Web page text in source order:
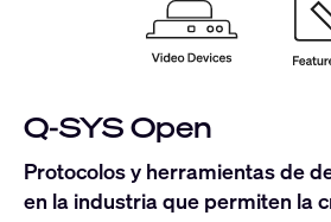
Q-SYS Open
Protocolos y herramientas de
en la industria que permiten la